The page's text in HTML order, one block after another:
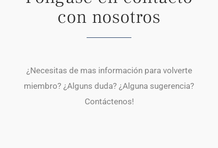
con nosotros
¿Necesitas de mas información para volverte
miembro? ¿Alguns duda? ¿Alguna sugerencia?
Contáctenos!